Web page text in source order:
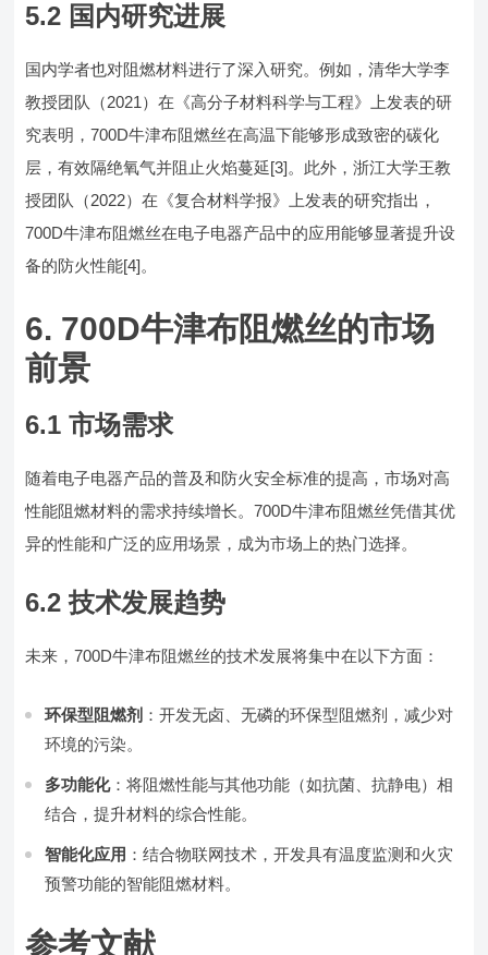
5.2 国内研究进展
国内学者也对阻燃材料进行了深入研究。例如，清华大学李
教授团队（2021）在《高分子材料科学与工程》上发表的研
究表明，700D牛津布阻燃丝在高温下能够形成致密的碳化
层，有效隔绝氧气并阻止火焰蔓延[3]。此外，浙江大学王教
授团队（2022）在《复合材料学报》上发表的研究指出，
700D牛津布阻燃丝在电子电器产品中的应用能够显著提升设
备的防火性能[4]。
6. 700D牛津布阻燃丝的市场
前景
6.1 市场需求
随着电子电器产品的普及和防火安全标准的提高，市场对高
性能阻燃材料的需求持续增长。700D牛津布阻燃丝凭借其优
异的性能和广泛的应用场景，成为市场上的热门选择。
6.2 技术发展趋势
未来，700D牛津布阻燃丝的技术发展将集中在以下方面：
环保型阻燃剂 ：开发无卤、无磷的环保型阻燃剂，减少对
环境的污染。
多功能化：将阻燃性能与其他功能（如抗菌、抗静电）相
结合，提升材料的综合性能。
智能化应用 ：结合物联网技术，开发具有温度监测和火灾
预警功能的智能阻燃材料。
参考文献